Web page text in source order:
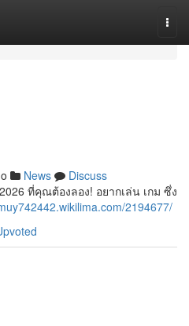
News
Discuss
ที่คุณต้องลอง! อยากเล่น เกม ซึ่ง
2194677/